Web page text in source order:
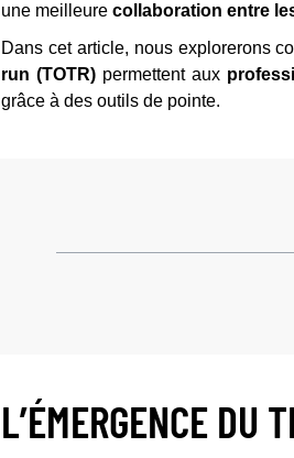
une meilleure collaboration entre
Dans cet article, nous explorerons
run (TOTR)permettent aux
grâce à des outils de pointe.
L’ÉMERGENCE DU